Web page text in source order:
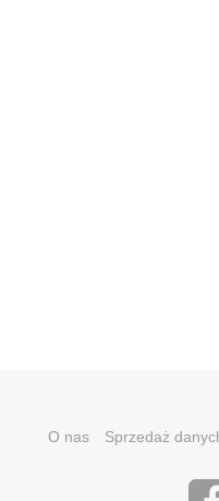
O nas Sprzedaż